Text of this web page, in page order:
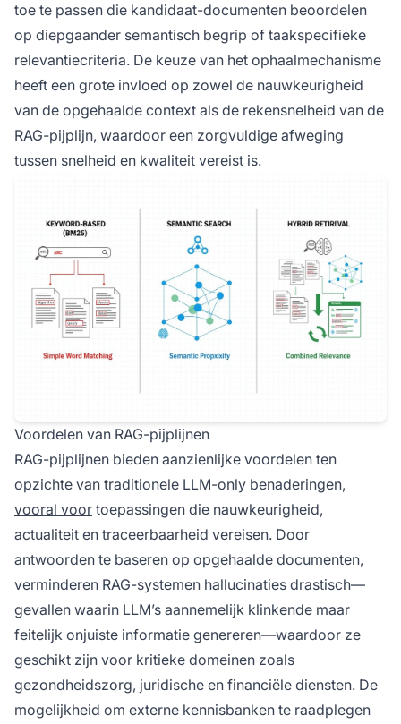
toe te passen die kandidaat-documenten beoordelen
op diepgaander semantisch begrip of taakspecifieke
relevantiecriteria. De keuze van het ophaalmechanisme
heeft een grote invloed op zowel de nauwkeurigheid
van de opgehaalde context als de rekensnelheid van de
RAG-pijplijn, waardoor een zorgvuldige afweging
tussen snelheid en kwaliteit vereist is.
Voordelen van RAG-pijplijnen
RAG-pijplijnen bieden aanzienlijke voordelen ten
opzichte van traditionele LLM-only benaderingen,
vooral voor toepassingen die nauwkeurigheid,
actualiteit en traceerbaarheid vereisen. Door
antwoorden te baseren op opgehaalde documenten,
verminderen RAG-systemen hallucinaties drastisch—
gevallen waarin LLM’s aannemelijk klinkende maar
feitelijk onjuiste informatie genereren—waardoor ze
geschikt zijn voor kritieke domeinen zoals
gezondheidszorg, juridische en financiële diensten. De
mogelijkheid om externe kennisbanken te raadplegen